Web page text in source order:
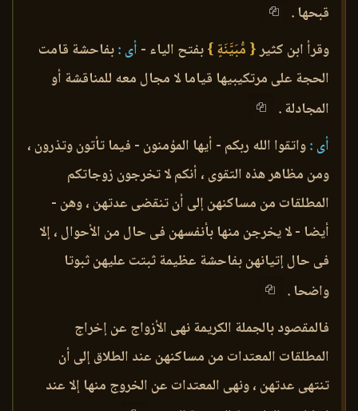
قبحها .
وقرأ ابن كثير{ مُّبَيَّنَةٍ }بفتح الياء - أى :بفاحشة قامت
الحجة على مرتكيبيها قياما لا مجال معه للمناقشة أو
المجادلة .
أى :واتقوا الله ربكم - أيها المؤمنون - فيما تأتون وتذرون ،
ومن مظاهر هذه التقوى ، أنكم لا تخرجون زوجاتكم
المطلقات من مساكنهن إلى أن تنقضى عدتهن ، وهن -
أيضا - لا يخرجن منها بأنفسهن فى حال من الأحوال ، إلا
فى حال إتيانهن بفاحشة عظيمة ثبتت عليهن ثبوتا
واضحا .
فالمقصود بالجملة الكريمة نهى الأزواج عن إخراج
المطلقات المعتدات من مساكنهن عند الطلاق إلى أن
تنتهى عدتهن ، ونهى المعتدات عن الخروج منها إلا عند